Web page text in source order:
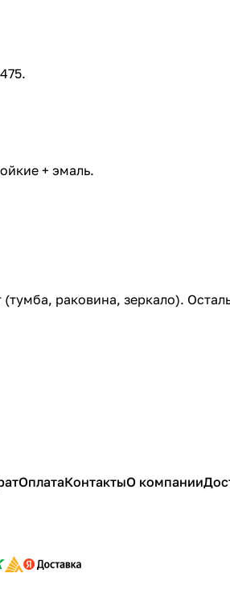
+ эмаль.
раковина, зеркало).
ОплатаКонтактыО компании